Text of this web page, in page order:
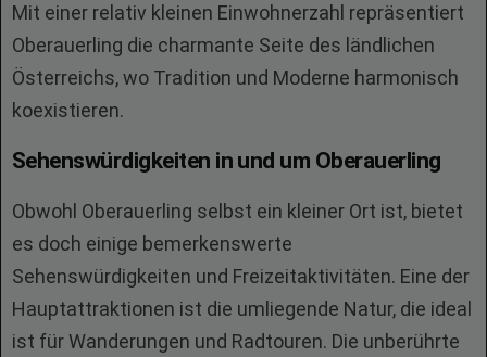
Mit einer relativ kleinen Einwohnerzahl repräsentiert
Oberauerling die charmante Seite des ländlichen
Österreichs, wo Tradition und Moderne harmonisch
koexistieren.
Sehenswürdigkeiten in und um Oberauerling
Obwohl Oberauerling selbst ein kleiner Ort ist, bietet
es doch einige bemerkenswerte
Sehenswürdigkeiten und Freizeitaktivitäten. Eine der
Hauptattraktionen ist die umliegende Natur, die ideal
ist für Wanderungen und Radtouren. Die unberührte